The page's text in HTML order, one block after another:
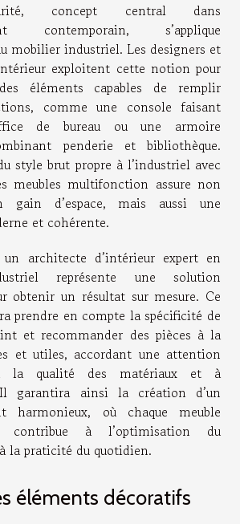
concept central dans
contemporain, s’applique
mobilier industriel. Les designers et
exploitent cette notion pour
éléments capables de remplir
comme une console faisant
de bureau ou une armoire
penderie et bibliothèque.
style brut propre à l’industriel avec
meubles multifonction assure non
gain d’espace, mais aussi une
et cohérente.
architecte d’intérieur expert en
représente une solution
obtenir un résultat sur mesure. Ce
prendre en compte la spécificité de
et recommander des pièces à la
et utiles, accordant une attention
la qualité des matériaux et à
Il garantira ainsi la création d’un
harmonieux, où chaque meuble
contribue à l’optimisation du
la praticité du quotidien.
éléments décoratifs